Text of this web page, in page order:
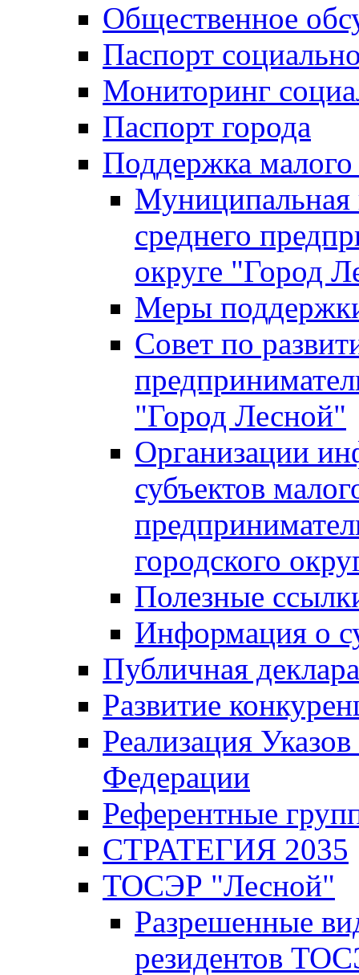
Общественное
Паспорт
Мониторинг
Паспорт города
Поддержка малого
Муниципальная
среднего
округе "Город
Меры
Совет по
"Город Лесной"
Организации
субъектов
городского
Полезные
Информация о
Публичная
Развитие
Реализация
Федерации
Референтные
СТРАТЕГИЯ 2035
ТОСЭР "Лесной"
Разрешенные
резидентов